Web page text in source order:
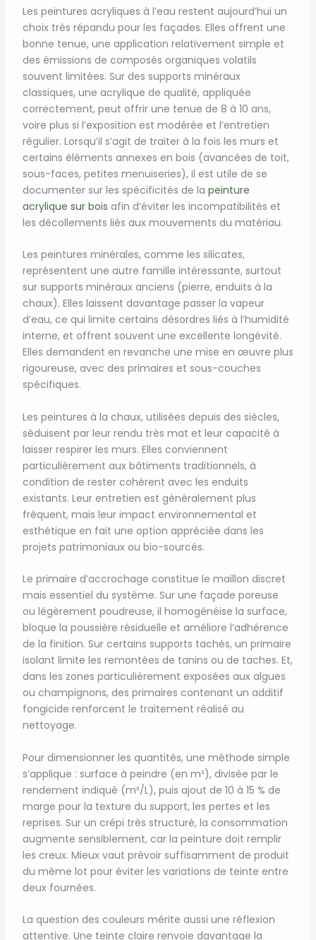
Les peintures acryliques à l’eau restent aujourd’hui un
choix très répandu pour les façades. Elles offrent une
bonne tenue, une application relativement simple et
des émissions de composés organiques volatils
souvent limitées. Sur des supports minéraux
classiques, une acrylique de qualité, appliquée
correctement, peut offrir une tenue de 8 à 10 ans,
voire plus si l’exposition est modérée et l’entretien
régulier. Lorsqu’il s’agit de traiter à la fois les murs et
certains éléments annexes en bois (avancées de toit,
sous-faces, petites menuiseries), il est utile de se
documenter sur les spécificités de la peinture
acrylique sur bois afin d’éviter les incompatibilités et
les décollements liés aux mouvements du matériau.
Les peintures minérales, comme les silicates,
représentent une autre famille intéressante, surtout
sur supports minéraux anciens (pierre, enduits à la
chaux). Elles laissent davantage passer la vapeur
d’eau, ce qui limite certains désordres liés à l’humidité
interne, et offrent souvent une excellente longévité.
Elles demandent en revanche une mise en œuvre plus
rigoureuse, avec des primaires et sous-couches
spécifiques.
Les peintures à la chaux, utilisées depuis des siècles,
séduisent par leur rendu très mat et leur capacité à
laisser respirer les murs. Elles conviennent
particulièrement aux bâtiments traditionnels, à
condition de rester cohérent avec les enduits
existants. Leur entretien est généralement plus
fréquent, mais leur impact environnemental et
esthétique en fait une option appréciée dans les
projets patrimoniaux ou bio-sourcés.
Le primaire d’accrochage constitue le maillon discret
mais essentiel du système. Sur une façade poreuse
ou légèrement poudreuse, il homogénéise la surface,
bloque la poussière résiduelle et améliore l’adhérence
de la finition. Sur certains supports tachés, un primaire
isolant limite les remontées de tanins ou de taches. Et,
dans les zones particulièrement exposées aux algues
ou champignons, des primaires contenant un additif
fongicide renforcent le traitement réalisé au
nettoyage.
Pour dimensionner les quantités, une méthode simple
s’applique : surface à peindre (en m²), divisée par le
rendement indiqué (m²/L), puis ajout de 10 à 15 % de
marge pour la texture du support, les pertes et les
reprises. Sur un crépi très structuré, la consommation
augmente sensiblement, car la peinture doit remplir
les creux. Mieux vaut prévoir suffisamment de produit
du même lot pour éviter les variations de teinte entre
deux fournées.
La question des couleurs mérite aussi une réflexion
attentive. Une teinte claire renvoie davantage la